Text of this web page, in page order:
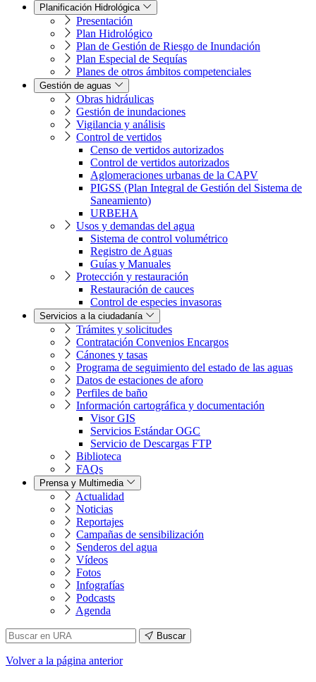
Planificación Hidrológica
Presentación
Plan Hidrológico
Plan de Gestión de Riesgo de Inundación
Plan Especial de Sequías
Planes de otros ámbitos competenciales
Gestión de aguas
Obras hidráulicas
Gestión de inundaciones
Vigilancia y análisis
Control de vertidos
Censo de vertidos autorizados
Control de vertidos autorizados
Aglomeraciones urbanas de la CAPV
PIGSS (Plan Integral de Gestión del Sistema de
Saneamiento)
URBEHA
Usos y demandas del agua
Sistema de control volumétrico
Registro de Aguas
Guías y Manuales
Protección y restauración
Restauración de cauces
Control de especies invasoras
Servicios a la ciudadanía
Trámites y solicitudes
Contratación Convenios Encargos
Cánones y tasas
Programa de seguimiento del estado de las aguas
Datos de estaciones de aforo
Perfiles de baño
Información cartográfica y documentación
Visor GIS
Servicios Estándar OGC
Servicio de Descargas FTP
Biblioteca
FAQs
Prensa y Multimedia
Actualidad
Noticias
Reportajes
Campañas de sensibilización
Senderos del agua
Vídeos
Fotos
Infografías
Podcasts
Agenda
Buscar
Volvera la página anterior